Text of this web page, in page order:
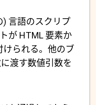
) 言語のスクリプ
が HTML 要素か
けられる。他のブ
渡す数値引数を